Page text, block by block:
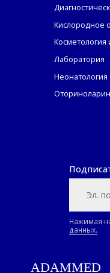
Кислородное
Косметология
Лаборатория
Неонатология
Нажимая
данных.
ADAMMED